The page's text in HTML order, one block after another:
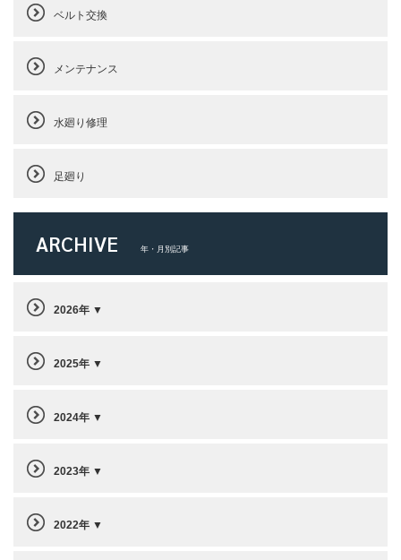
ベルト交換
メンテナンス
水廻り修理
足廻り
ARCHIVE 年・月別記事
2026年
2025年
2024年
2023年
2022年